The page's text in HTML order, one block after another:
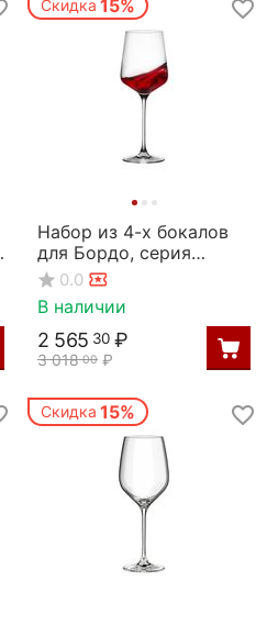
Скидка 15%
Набор из 4-х бокалов
для Бордо, серия
Charisma, 650 мл, Rona
0.0
В наличии
3 018 00 ₽
2 565 30 ₽
Скидка 15%